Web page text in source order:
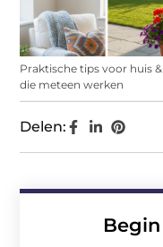
Praktische tips voor huis
die meteen werken
Delen: